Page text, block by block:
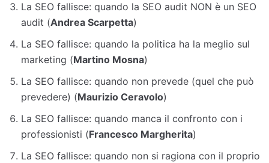
La SEO fallisce: quando la SEO audit NON è un SEO
audit (Andrea Scarpetta)
La SEO fallisce: quando la politica ha la meglio sul
marketing (Martino Mosna)
La SEO fallisce: quando non prevede (quel che può
prevedere) (Maurizio Ceravolo)
La SEO fallisce: quando manca il confronto con i
professionisti (Francesco Margherita)
La SEO fallisce: quando non si ragiona con il proprio